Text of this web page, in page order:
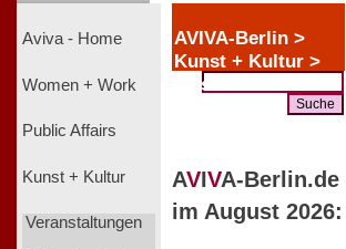
Aviva - Home
Women + Work
Public Affairs
Kunst + Kultur
Veranstaltungen
AVIVA-Berlin >
Kunst + Kultur >
Music
AVIVA-Berlin.de
im August 2026: